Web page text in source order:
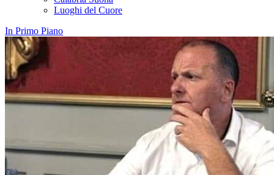
Luoghi del Cuore
In Primo Piano